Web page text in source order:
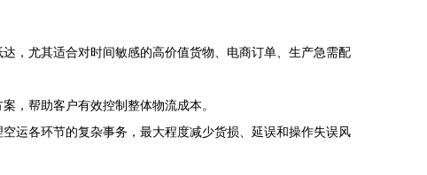
，尤其适合对时间敏感的高价值货物、电商订单、生产急需配
，帮助客户有效控制整体物流成本。
运各环节的复杂事务，最大程度减少货损、延误和操作失误风